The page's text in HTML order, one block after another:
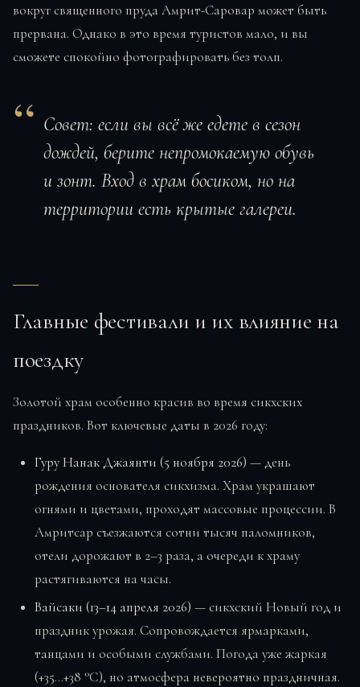
вокруг священного пруда Амрит-Саровар может быть
прервана. Однако в это время туристов мало, и вы
сможете спокойно фотографировать без толп.
Совет: если вы всё же едете в сезон
дождей, берите непромокаемую обувь
и зонт. Вход в храм босиком, но на
территории есть крытые галереи.
Главные фестивали и их влияние на
поездку
Золотой храм особенно красив во время сикхских
праздников. Вот ключевые даты в 2026 году:
Гуру Нанак Джаянти (5 ноября 2026) — день
рождения основателя сикхизма. Храм украшают
огнями и цветами, проходят массовые процессии. В
Амритсар съезжаются сотни тысяч паломников,
отели дорожают в 2–3 раза, а очереди к храму
растягиваются на часы.
Вайсаки (13–14 апреля 2026) — сикхский Новый год и
праздник урожая. Сопровождается ярмарками,
танцами и особыми службами. Погода уже жаркая
(+35…+38 °C), но атмосфера невероятно праздничная.